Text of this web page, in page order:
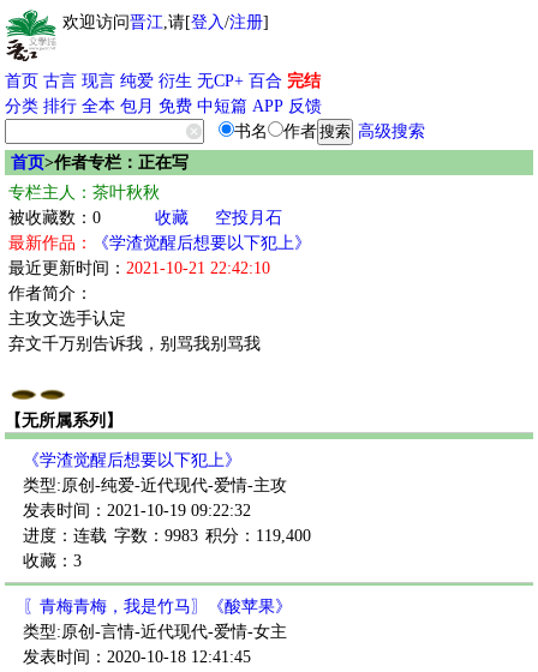
欢迎访问晋江,请[登入/注册]
首页 古言 现言 纯爱 衍生 无CP+ 百合 完结
分类 排行 全本 包月 免费 中短篇 APP 反馈
书名
作者
高级搜索
首页>作者专栏：正在写
专栏主人：茶叶秋秋
被收藏数：0
收藏
空投月石
最新作品：
《学渣觉醒后想要以下犯上》
最近更新时间： 2021-10-21 22:42:10
作者简介：
主攻文选手认定
弃文千万别告诉我，别骂我别骂我
【无所属系列】
《学渣觉醒后想要以下犯上》
类型:原创-纯爱-近代现代-爱情-主攻
发表时间：2021-10-19 09:22:32
进度：连载 字数：9983 积分：119,400
收藏：3
〖青梅青梅，我是竹马〗《酸苹果》
类型:原创-言情-近代现代-爱情-女主
发表时间：2020-10-18 12:41:45